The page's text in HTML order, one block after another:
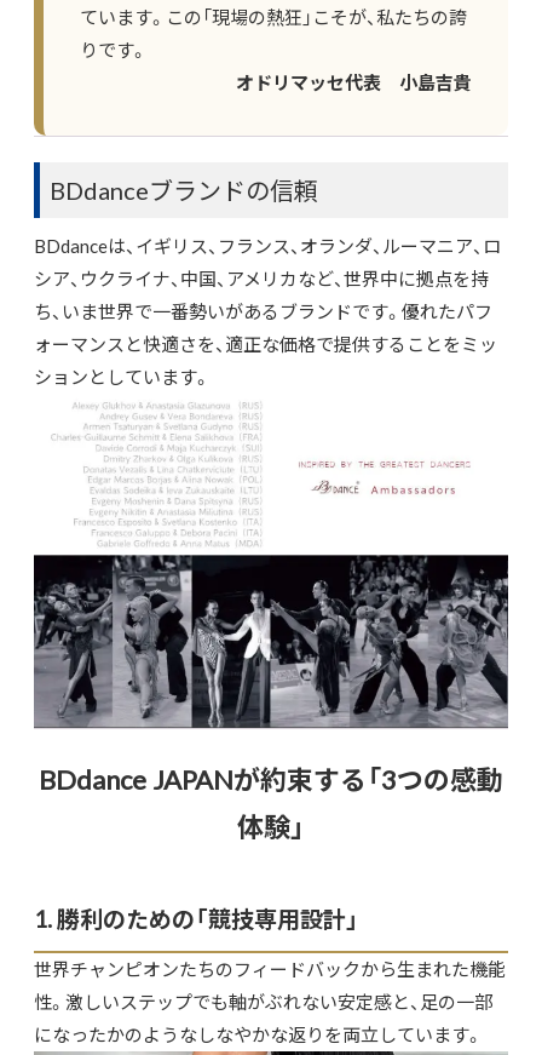
ています。この「現場の熱狂」こそが、私たちの誇
りです。
オドリマッセ代表 小島吉貴
BDdanceブランドの信頼
BDdanceは、イギリス、フランス、オランダ、ルーマニア、ロ
シア、ウクライナ、中国、アメリカなど、世界中に拠点を持
ち、いま世界で一番勢いがあるブランドです。優れたパフ
ォーマンスと快適さを、適正な価格で提供することをミッ
ションとしています。
BDdance JAPANが約束する「3つの感動
体験」
1. 勝利のための「競技専用設計」
世界チャンピオンたちのフィードバックから生まれた機能
性。激しいステップでも軸がぶれない安定感と、足の一部
になったかのようなしなやかな返りを両立しています。